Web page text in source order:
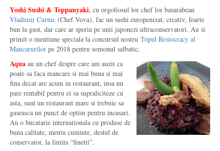
Yoshi Sushi & Teppanyaki, cu orgoliosul lor chef lor basarabean
Vladimir Curnic (Chef Vova), fac un sushi europenizat, creativ, foarte
bun la gust, dar care ar speria pe unii japonezi ultraconservatori. Au si
primit o mentiune speciala la concursul nostru Topul Restocracy al
Mancarurilor pe 2018 pentru somonul salbatic.
Aqua au un chef despre care am auzit ca
poate sa faca mancare si mai buna si mai
fina decat are acum in restaurant, insa nu
pare rentabil pentru ei sa supraliciteze cu
asta, sunt un restaurant mare si trebuie sa
gaseasca un punct de optim pentru incasari.
Au o bucatarie internationala cu produse de
buna calitate, meniu cuminte, destul de
conservator, la limita “finetii”.